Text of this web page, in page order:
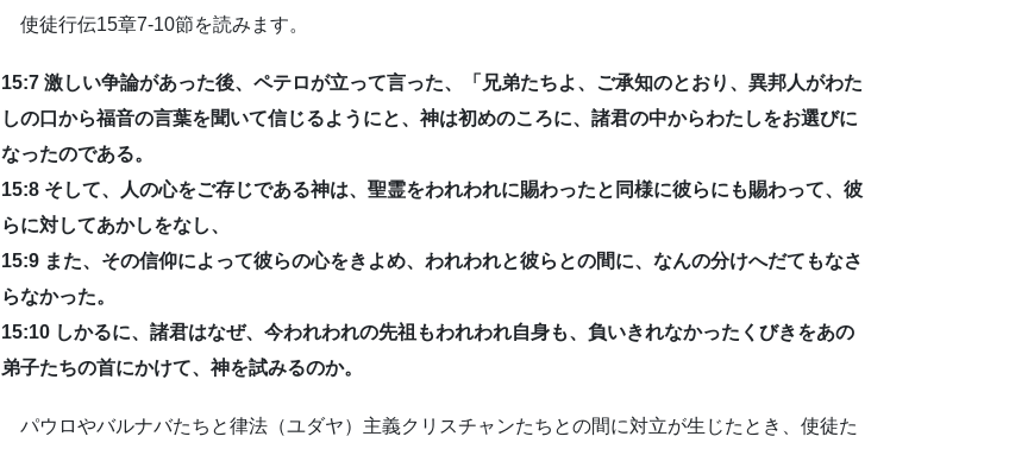
使徒行伝15章7-10節を読みます。
15:7 激しい争論があった後、ペテロが立って言った、「兄弟たちよ、ご承知のとおり、異邦人がわた
しの口から福音の言葉を聞いて信じるようにと、神は初めのころに、諸君の中からわたしをお選びに
なったのである。
15:8 そして、人の心をご存じである神は、聖霊をわれわれに賜わったと同様に彼らにも賜わって、彼
らに対してあかしをなし、
15:9 また、その信仰によって彼らの心をきよめ、われわれと彼らとの間に、なんの分けへだてもなさ
らなかった。
15:10 しかるに、諸君はなぜ、今われわれの先祖もわれわれ自身も、負いきれなかったくびきをあの
弟子たちの首にかけて、神を試みるのか。
パウロやバルナバたちと律法（ユダヤ）主義クリスチャンたちとの間に対立が生じたとき、使徒た